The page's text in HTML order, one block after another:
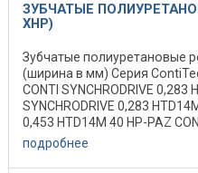
ЗУБЧАТЫЕ
XHP)
Зубчатые полиуретановые
(ширина в мм) Серия
CONTI SYNCHRODRIVE 0,283
SYNCHRODRIVE 0,283
0,453 HTD14M 40 HP-PAZ
подробнее